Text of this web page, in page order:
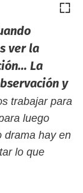
ver la
La
y
trabajar para
luego
drama hay en
lo que